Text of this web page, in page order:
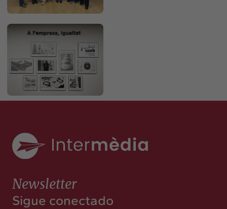
Newsletter
Sigue conectado